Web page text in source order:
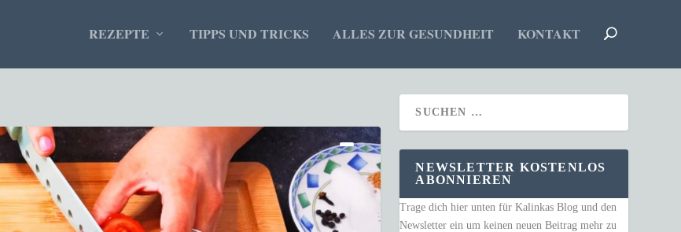
REZEPTE TIPPS UND TRICKS ALLES ZUR GESUNDHEIT KONTAKT
NEWSLETTER KOSTENLOS
ABONNIEREN
Trage dich hier unten für Kalinkas Blog und den
Newsletter ein um keinen neuen Beitrag mehr zu